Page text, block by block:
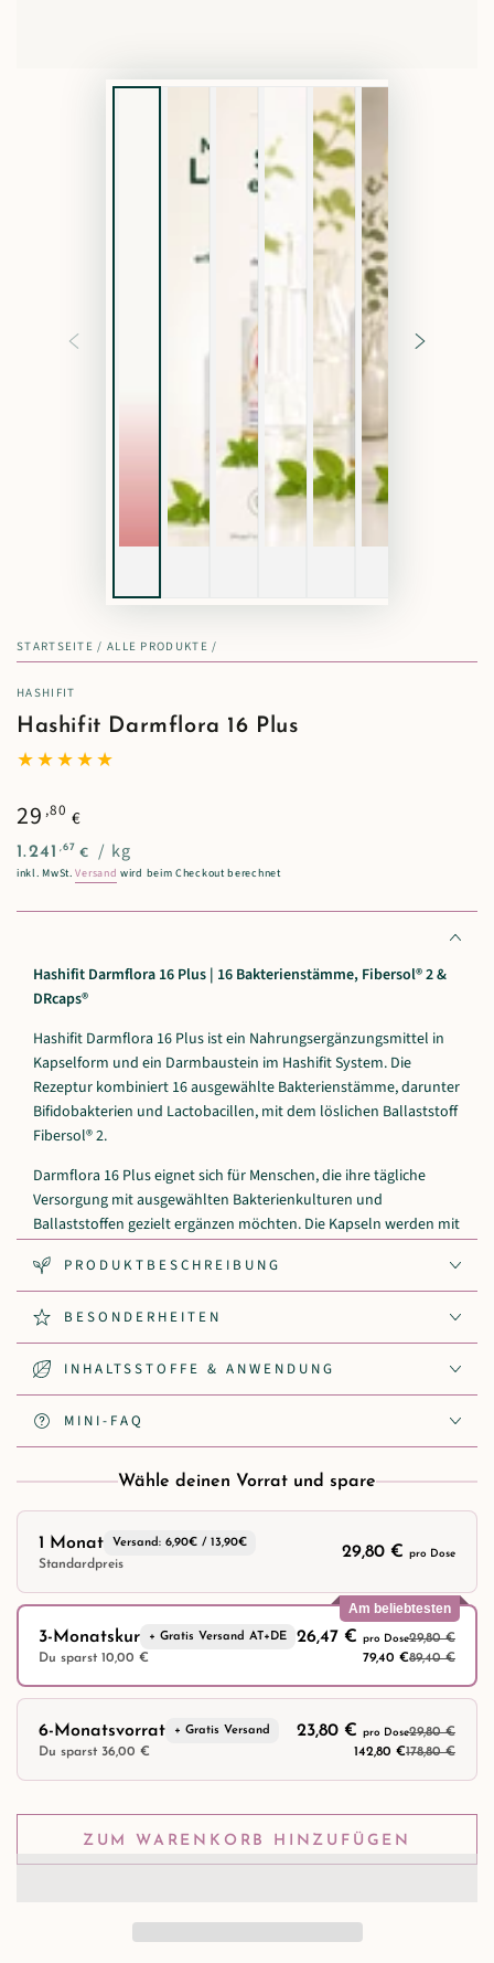
STARTSEITE / ALLE PRODUKTE /
HASHIFIT
Hashifit Darmflora 16 Plus
Regulärer
29 ,80 €
Stückpreis
1.241 ,67
€ / pro
kg
inkl. MwSt.Versand wird beim Checkout berechnet
Hashifit Darmflora 16 Plus | 16 Bakterienstämme, Fibersol® 2 &
DRcaps®
Hashifit Darmflora 16 Plus ist ein Nahrungsergänzungsmittel in
Kapselform und ein Darmbaustein im Hashifit System. Die
Rezeptur kombiniert 16 ausgewählte Bakterienstämme, darunter
Bifidobakterien und Lactobacillen, mit dem löslichen Ballaststoff
Fibersol® 2.
Darmflora 16 Plus eignet sich für Menschen, die ihre tägliche
Versorgung mit ausgewählten Bakterienkulturen und
Ballaststoffen gezielt ergänzen möchten. Die Kapseln werden mit
Vegan. Unsere Hashifit-Produkte werden in Lengau
(Oberösterreich) in einem nach FSSC 22000 (inkl. ISO 22000:2018)
zertifizierten Betrieb hergestellt.
PZN-17872112
PRODUKTBESCHREIBUNG
BESONDERHEITEN
INHALTSSTOFFE & ANWENDUNG
MINI-FAQ
Wähle deinen Vorrat und spare
1 Monat Versand: 6,90€ / 13,90€
Standardpreis
29,80 € pro Dose
Am beliebtesten
3-Monatskur + Gratis Versand AT+DE
Du sparst 10,00 €
26,47 € pro Dose29,80 €
79,40 €89,40 €
6-Monatsvorrat + Gratis Versand
Du sparst 36,00 €
23,80 € pro Dose29,80 €
142,80 €178,80 €
ZUM WARENKORB HINZUFÜGEN